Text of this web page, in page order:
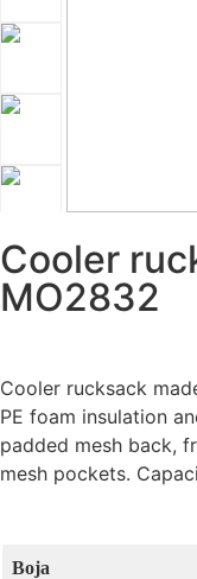
Cooler
MO2832
Cooler rucksack
PE foam insulation
padded mesh back,
mesh pockets.
Boja